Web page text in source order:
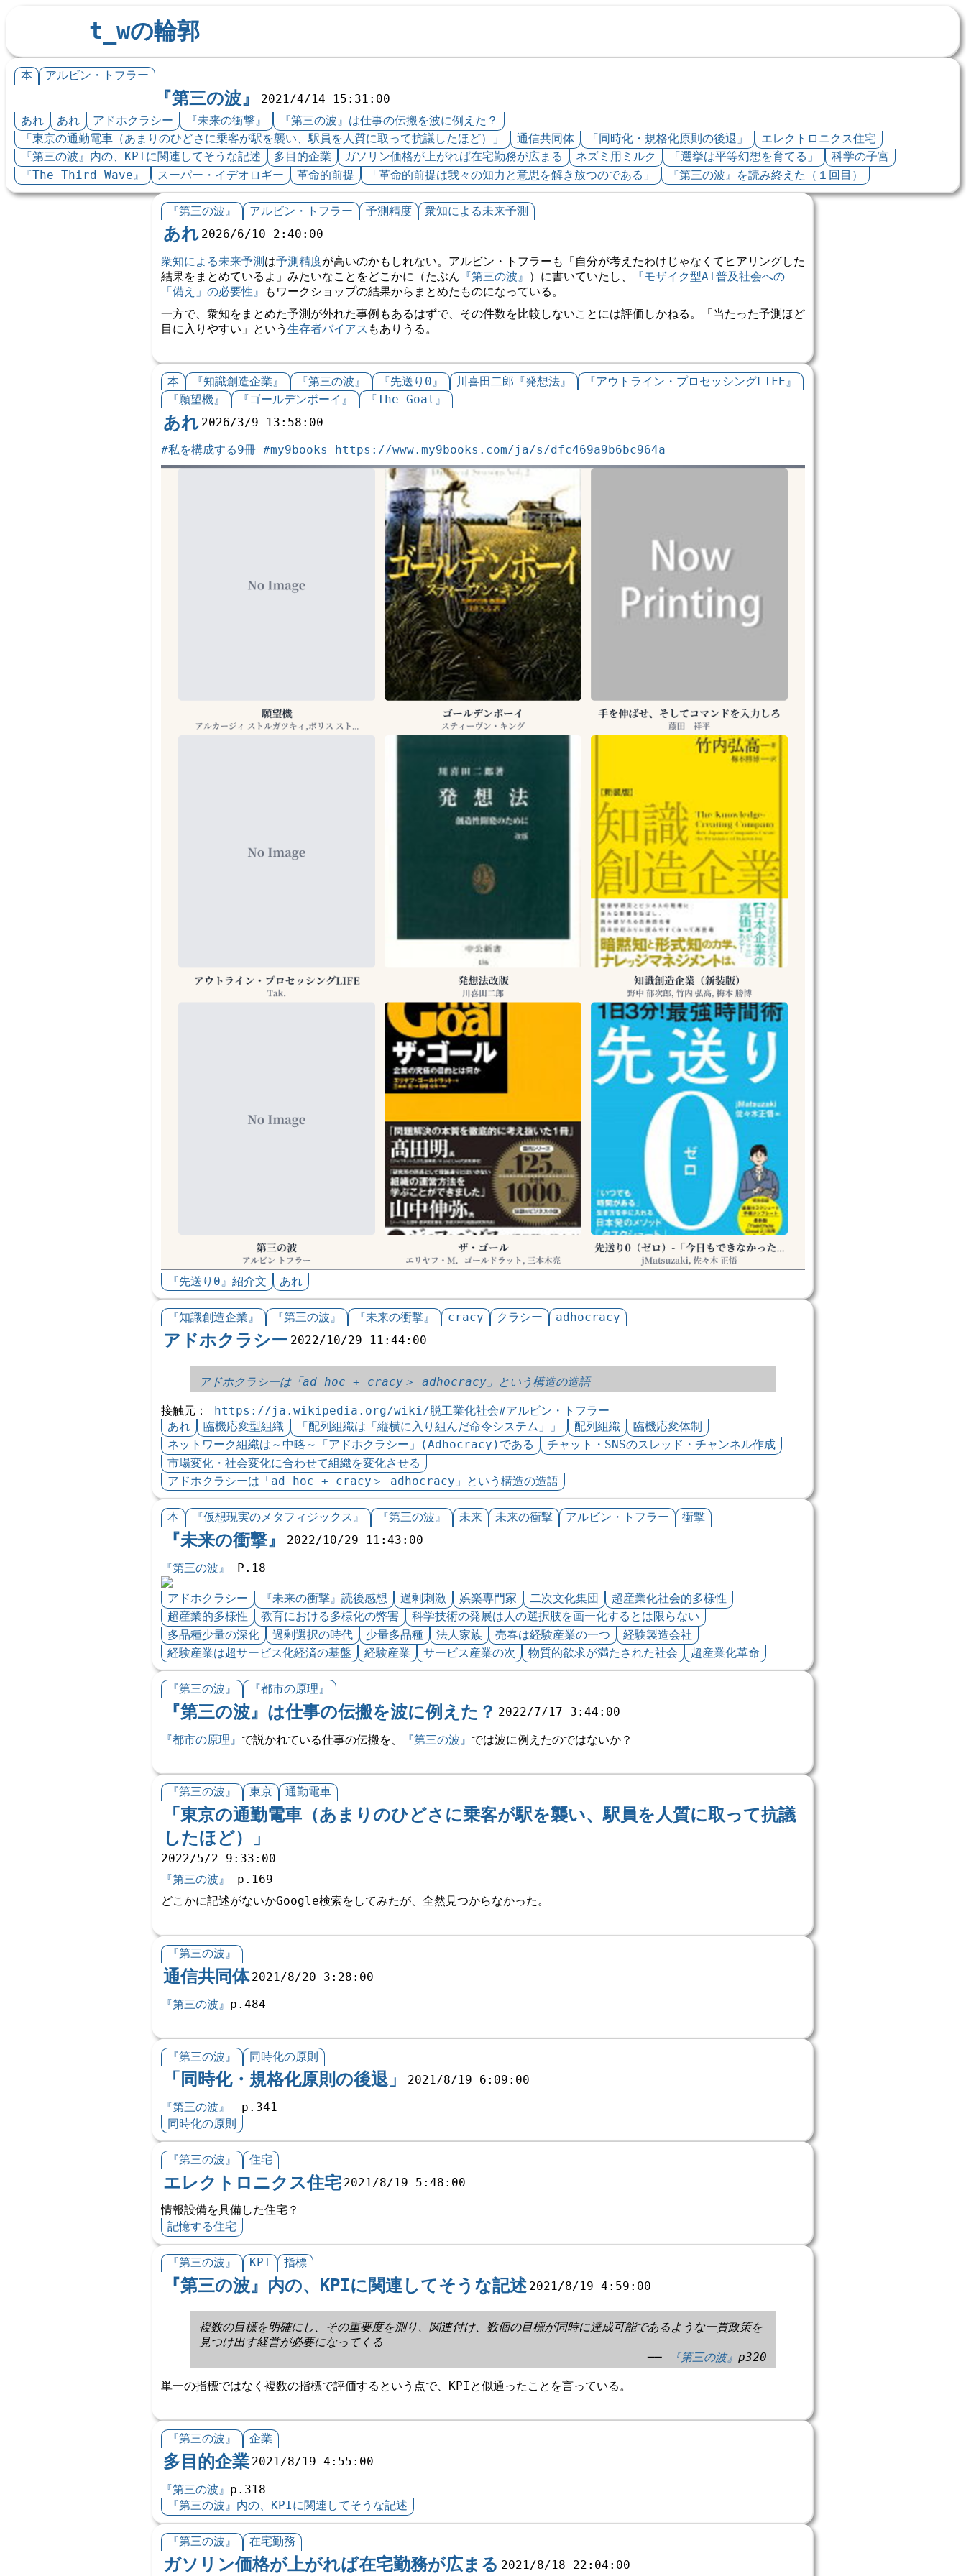
t_wの輪郭
本 アルビン・トフラー
『第三の波』
2021/4/14 15:31:00
あれ
あれ アドホクラシー 『未来の衝撃』
『第三の波』は仕事の伝搬を波に例えた？
「東京の通勤電車（あまりのひどさに乗客が駅を襲い、駅員を人質に取って抗議したほど）」
通信共同体 「同時化・規格化原則の後退」
エレクトロニクス住宅
『第三の波』内の、KPIに関連してそうな記述
多目的企業 ガソリン価格が上がれば在宅勤務が広まる ネズミ用ミルク 「選挙は平等幻想を育てる」
科学の子宮
『The Third Wave』
スーパー・イデオロギー 革命的前提 「革命的前提は我々の知力と意思を解き放つのである」 『第三の波』を読み終えた（１回目）
『第三の波』 アルビン・トフラー 予測精度 衆知による未来予測
あれ 2026/6/10 2:40:00
衆知による未来予測 は予測精度が高いのかもしれない。アルビン・トフラーも「自分が考えたわけじゃなくてヒアリングした
結果をまとめているよ」みたいなことをどこかに（たぶん 『第三の波』 ）に書いていたし、
『モザイク型AI普及社会への
「備え」の必要性』
もワークショップの結果からまとめたものになっている。
一方で、衆知をまとめた予測が外れた事例もあるはずで、その件数を比較しないことには評価しかねる。「当たった予測ほど
目に入りやすい」という 生存者バイアス もありうる。
本 『知識創造企業』 『第三の波』 『先送り0』 川喜田二郎『発想法』
『アウトライン・プロセッシングLIFE』
『願望機』
『ゴールデンボーイ』 『The Goal』
あれ 2026/3/9 13:58:00
#私を構成する9冊 #my9books https://www.my9books.com/ja/s/dfc469a9b6bc964a
『先送り0』紹介文 あれ
『知識創造企業』 『第三の波』 『未来の衝撃』 cracy クラシー adhocracy
アドホクラシー 2022/10/29 11:44:00
アドホクラシーは「ad hoc + cracy＞ adhocracy」という構造の造語
接触元： https://ja.wikipedia.org/wiki/脱工業化社会#アルビン・トフラー
あれ
臨機応変型組織 「配列組織は「縦横に入り組んだ命令システム」」 配列組織
臨機応変体制
ネットワーク組織は～中略～「アドホクラシー」(Adhocracy)である
チャット・SNSのスレッド・チャンネル作成
市場変化・社会変化に合わせて組織を変化させる
アドホクラシーは「ad hoc + cracy＞ adhocracy」という構造の造語
本 『仮想現実のメタフィジックス』 『第三の波』 未来 未来の衝撃 アルビン・トフラー 衝撃
『未来の衝撃』 2022/10/29 11:43:00
『第三の波』 P.18
アドホクラシー 『未来の衝撃』読後感想 過剰刺激 娯楽専門家 二次文化集団
超産業化社会的多様性
超産業的多様性
教育における多様化の弊害
科学技術の発展は人の選択肢を画一化するとは限らない
多品種少量の深化
過剰選択の時代 少量多品種 法人家族 売春は経験産業の一つ
経験製造会社
経験産業は超サービス化経済の基盤
経験産業 サービス産業の次 物質的欲求が満たされた社会 超産業化革命
『第三の波』 『都市の原理』
『第三の波』は仕事の伝搬を波に例えた？ 2022/7/17 3:44:00
『都市の原理』 で説かれている仕事の伝搬を、 『第三の波』 では波に例えたのではないか？
『第三の波』 東京 通勤電車
「東京の通勤電車（あまりのひどさに乗客が駅を襲い、駅員を人質に取って抗議
したほど）」
2022/5/2 9:33:00
『第三の波』
p.169
どこかに記述がないかGoogle検索をしてみたが、全然見つからなかった。
『第三の波』
通信共同体 2021/8/20 3:28:00
『第三の波』 p.484
『第三の波』 同時化の原則
「同時化・規格化原則の後退」 2021/8/19 6:09:00
『第三の波』
p.341
同時化の原則
『第三の波』 住宅
エレクトロニクス住宅 2021/8/19 5:48:00
情報設備を具備した住宅？
記憶する住宅
『第三の波』 KPI 指標
『第三の波』内の、KPIに関連してそうな記述 2021/8/19 4:59:00
複数の目標を明確にし、その重要度を測り、関連付け、数個の目標が同時に達成可能であるような一貫政策を
見つけ出す経営が必要になってくる
──
『第三の波』p320
単一の指標ではなく複数の指標で評価するという点で、KPIと似通ったことを言っている。
『第三の波』 企業
多目的企業 2021/8/19 4:55:00
『第三の波』 p.318
『第三の波』内の、KPIに関連してそうな記述
『第三の波』 在宅勤務
ガソリン価格が上がれば在宅勤務が広まる 2021/8/18 22:04:00